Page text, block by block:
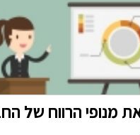
מנופי הרווח של